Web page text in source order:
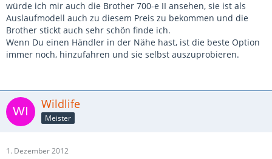
würde ich mir auch die Brother 700-e II ansehen, sie ist als
Auslaufmodell auch zu diesem Preis zu bekommen und die
Brother stickt auch sehr schön finde ich.
Wenn Du einen Händler in der Nähe hast, ist die beste Option
immer noch, hinzufahren und sie selbst auszuprobieren.
Wildlife
Meister
1. Dezember 2012